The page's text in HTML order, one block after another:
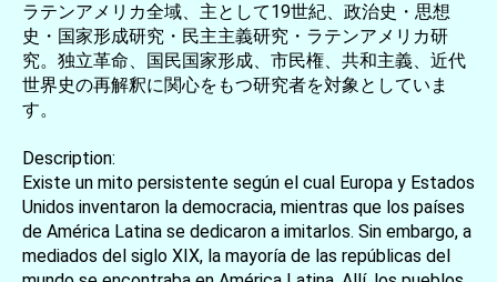
ラテンアメリカ全域、主として19世紀、政治史・思想
史・国家形成研究・民主主義研究・ラテンアメリカ研
究。独立革命、国民国家形成、市民権、共和主義、近代
世界史の再解釈に関心をもつ研究者を対象としていま
す。
Description:
Existe un mito persistente según el cual Europa y Estados
Unidos inventaron la democracia, mientras que los países
de América Latina se dedicaron a imitarlos. Sin embargo, a
mediados del siglo XIX, la mayoría de las repúblicas del